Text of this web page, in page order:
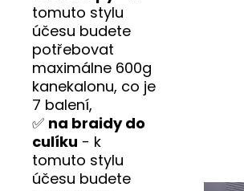
tomuto stylu
účesu budete
potřebovat
maximálne 600g
kanekalonu, co je
7 balení,
✅ na braidy do
culíku - k
tomuto stylu
účesu budete